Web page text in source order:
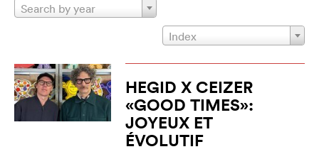
Search by year
Index
HEGID X CEIZER
«GOOD TIMES»:
JOYEUX ET
ÉVOLUTIF